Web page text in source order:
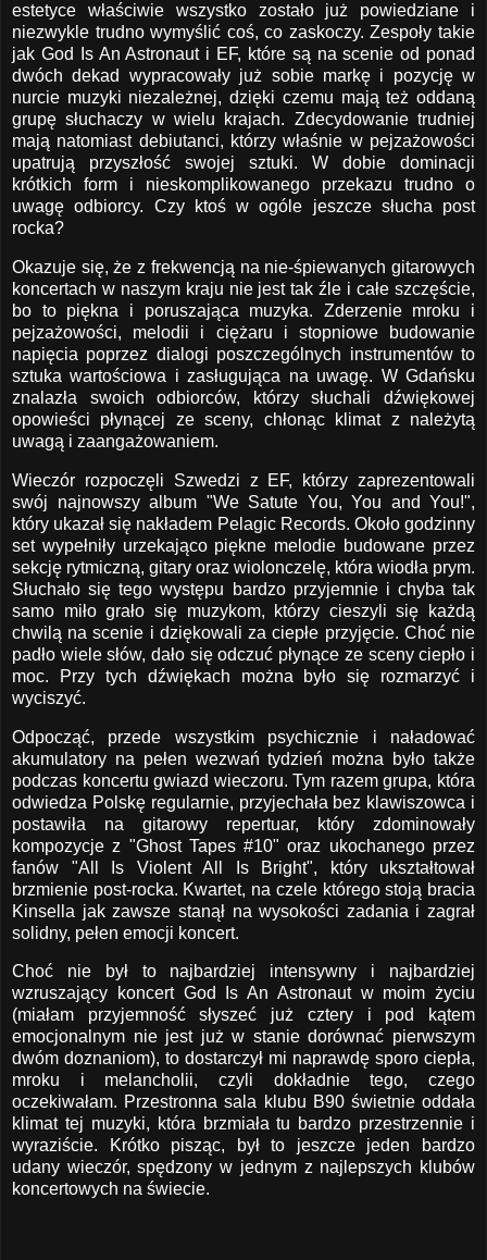
estetyce właściwie wszystko zostało już powiedziane i
niezwykle trudno wymyślić coś, co zaskoczy. Zespoły takie
jak God Is An Astronaut i EF, które są na scenie od ponad
dwóch dekad wypracowały już sobie markę i pozycję w
nurcie muzyki niezależnej, dzięki czemu mają też oddaną
grupę słuchaczy w wielu krajach. Zdecydowanie trudniej
mają natomiast debiutanci, którzy właśnie w pejzażowości
upatrują przyszłość swojej sztuki. W dobie dominacji
krótkich form i nieskomplikowanego przekazu trudno o
uwagę odbiorcy. Czy ktoś w ogóle jeszcze słucha post
rocka?
Okazuje się, że z frekwencją na nie-śpiewanych gitarowych
koncertach w naszym kraju nie jest tak źle i całe szczęście,
bo to piękna i poruszająca muzyka. Zderzenie mroku i
pejzażowości, melodii i ciężaru i stopniowe budowanie
napięcia poprzez dialogi poszczególnych instrumentów to
sztuka wartościowa i zasługująca na uwagę. W Gdańsku
znalazła swoich odbiorców, którzy słuchali dźwiękowej
opowieści płynącej ze sceny, chłonąc klimat z należytą
uwagą i zaangażowaniem.
Wieczór rozpoczęli Szwedzi z EF, którzy zaprezentowali
swój najnowszy album "We Satute You, You and You!",
który ukazał się nakładem Pelagic Records. Około godzinny
set wypełniły urzekająco piękne melodie budowane przez
sekcję rytmiczną, gitary oraz wiolonczelę, która wiodła prym.
Słuchało się tego występu bardzo przyjemnie i chyba tak
samo miło grało się muzykom, którzy cieszyli się każdą
chwilą na scenie i dziękowali za ciepłe przyjęcie. Choć nie
padło wiele słów, dało się odczuć płynące ze sceny ciepło i
moc. Przy tych dźwiękach można było się rozmarzyć i
wyciszyć.
Odpocząć, przede wszystkim psychicznie i naładować
akumulatory na pełen wezwań tydzień można było także
podczas koncertu gwiazd wieczoru. Tym razem grupa, która
odwiedza Polskę regularnie, przyjechała bez klawiszowca i
postawiła na gitarowy repertuar, który zdominowały
kompozycje z "Ghost Tapes #10" oraz ukochanego przez
fanów "All Is Violent All Is Bright", który ukształtował
brzmienie post-rocka. Kwartet, na czele którego stoją bracia
Kinsella jak zawsze stanął na wysokości zadania i zagrał
solidny, pełen emocji koncert.
Choć nie był to najbardziej intensywny i najbardziej
wzruszający koncert God Is An Astronaut w moim życiu
(miałam przyjemność słyszeć już cztery i pod kątem
emocjonalnym nie jest już w stanie dorównać pierwszym
dwóm doznaniom), to dostarczył mi naprawdę sporo ciepła,
mroku i melancholii, czyli dokładnie tego, czego
oczekiwałam. Przestronna sala klubu B90 świetnie oddała
klimat tej muzyki, która brzmiała tu bardzo przestrzennie i
wyraziście. Krótko pisząc, był to jeszcze jeden bardzo
udany wieczór, spędzony w jednym z najlepszych klubów
koncertowych na świecie.